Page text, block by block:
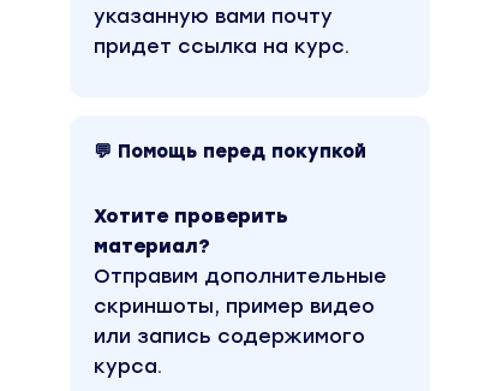
указанную вами почту
придет ссылка на курс.
💬 Помощь перед покупкой
Хотите проверить
материал?
Отправим дополнительные
скриншоты, пример видео
или запись содержимого
курса.